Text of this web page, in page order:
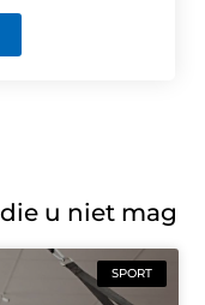
die u niet mag
SPORT